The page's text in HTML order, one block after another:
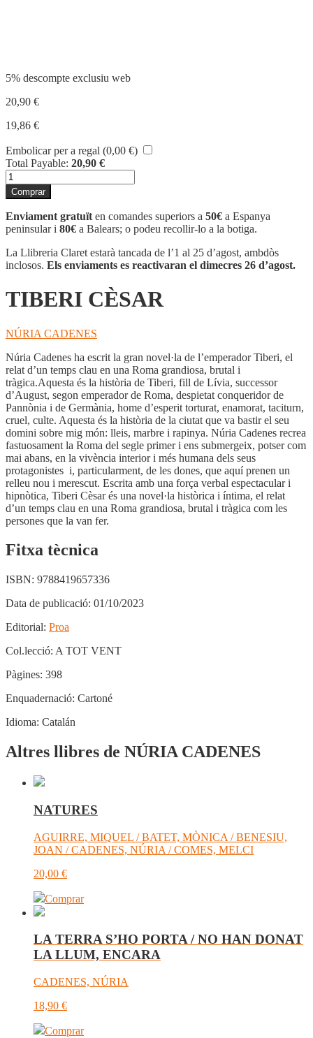
5% descompte exclusiu web
20,90 €
19,86 €
Embolicar per a regal (0,00 €)
Total Payable: 20,90 €
quantitat
de
TIBERI
CÈSAR
Comprar
Enviament gratuït en comandes superiors a 50€ a Espanya
peninsular i 80€ a Balears; o podeu recollir-lo a la botiga.
La Llibreria Claret estarà tancada de l’1 al 25 d’agost, ambdòs
inclosos. Els enviaments es reactivaran el dimecres 26 d’agost.
TIBERI CÈSAR
NÚRIA CADENES
Núria Cadenes ha escrit la gran novel·la de l’emperador Tiberi, el
relat d’un temps clau en una Roma grandiosa, brutal i
tràgica.Aquesta és la història de Tiberi, fill de Lívia, successor
d’August, segon emperador de Roma, despietat conqueridor de
Pannònia i de Germània, home d’esperit torturat, enamorat, taciturn,
cruel, culte. Aquesta és la història de la ciutat que va bastir el seu
domini sobre mig món: lleis, marbre i rapinya. Núria Cadenes recrea
fastuosament la Roma del segle primer i ens submergeix, potser com
mai abans, en la vivència interior i més humana dels seus
protagonistes i, particularment, de les dones, que aquí prenen un
relleu nou i merescut. Escrita amb una força verbal espectacular i
hipnòtica, Tiberi Cèsar és una novel·la històrica i íntima, el relat
d’un temps clau en una Roma grandiosa, brutal i tràgica com les
persones que la van fer.
Fitxa tècnica
ISBN: 9788419657336
Data de publicació: 01/10/2023
Editorial: Proa
Col.lecció: A TOT VENT
Pàgines: 398
Enquadernació: Cartoné
Idioma: Catalán
Altres llibres de NÚRIA CADENES
NATURES
AGUIRRE, MIQUEL / BATET, MÒNICA / BENESIU,
JOAN / CADENES, NÚRIA / COMES, MELCI
20,00 €
Comprar
LA TERRA S’HO PORTA / NO HAN DONAT
LA LLUM, ENCARA
CADENES, NÚRIA
18,90 €
Comprar